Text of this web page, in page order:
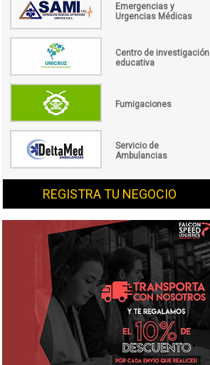
Emergencias y
Urgencias Médicas
Centro de investigación
educativa
Fumigaciones
Servicio de
Ambulancias
REGISTRA TU NEGOCIO